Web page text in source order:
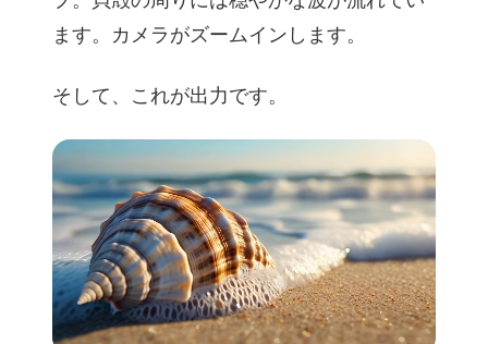
ます。カメラがズームインします。
そして、これが出力です。